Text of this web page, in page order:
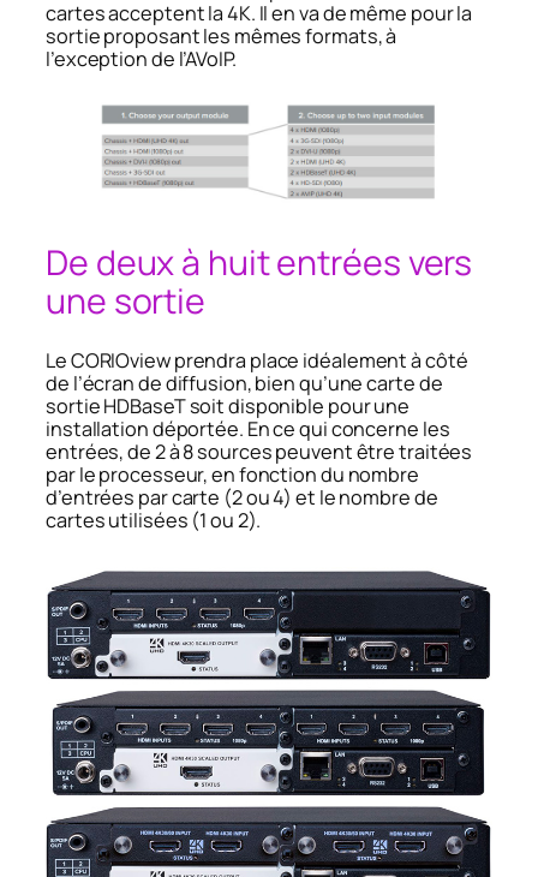
cartes acceptent la 4K. Il en va de même pour la
sortie proposant les mêmes formats, à
l’exception de l’AVoIP.
De deux à huit entrées vers
une sortie
Le CORIOview prendra place idéalement à côté
de l’écran de diffusion, bien qu’une carte de
sortie HDBaseT soit disponible pour une
installation déportée. En ce qui concerne les
entrées, de 2 à 8 sources peuvent être traitées
par le processeur, en fonction du nombre
d’entrées par carte (2 ou 4) et le nombre de
cartes utilisées (1 ou 2).